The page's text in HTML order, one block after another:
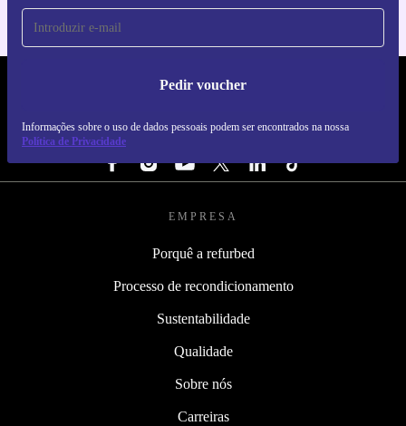
Pedir voucher
Informações sobre o uso de dados pessoais podem ser encontrados na nossa
Política de Privacidade
REFURBED PORTUGAL - RETHINK NEW.
SEGUE-NOS
EMPRESA
Porquê a refurbed
Processo de recondicionamento
Sustentabilidade
Qualidade
Sobre nós
Carreiras